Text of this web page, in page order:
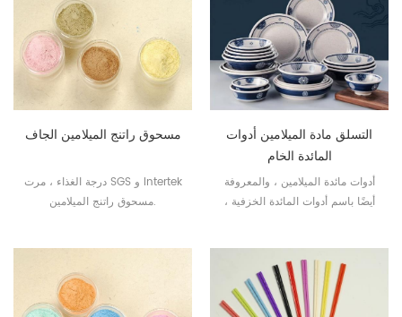
مسحوق راتنج الميلامين الجاف
درجة الغذاء ، مرت SGS و Intertek
مسحوق راتنج الميلامين.
التسلق مادة الميلامين أدوات
المائدة الخام
أدوات مائدة الميلامين ، والمعروفة
أيضًا باسم أدوات المائدة الخزفية ،